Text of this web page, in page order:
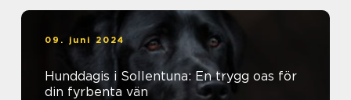
09. juni 2024
Hunddagis i Sollentuna: En trygg oas för
din fyrbenta vän